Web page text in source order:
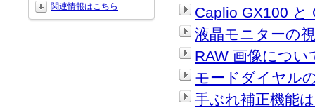
Caplio GX100 と
液晶モニターの
RAW 画像につ
モードダイヤル
手ぶれ補正機能
関連情報はこちら